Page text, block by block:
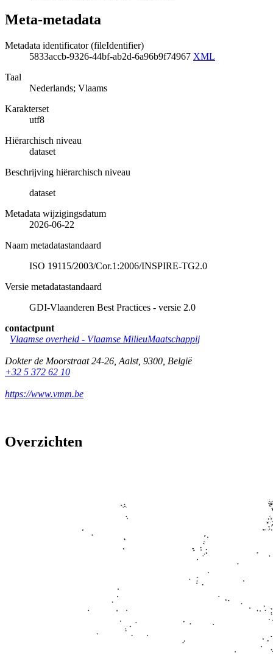
Meta-metadata
Metadata identificator (fileIdentifier)
5833accb-9326-44bf-ab2d-6a96b9f74967 XML
Taal
Nederlands; Vlaams
Karakterset
utf8
Hiërarchisch niveau
dataset
Beschrijving hiërarchisch niveau
dataset
Metadata wijzigingsdatum
2026-06-22
Naam metadatastandaard
ISO 19115/2003/Cor.1:2006/INSPIRE-TG2.0
Versie metadatastandaard
GDI-Vlaanderen Best Practices - versie 2.0
contactpunt
Vlaamse overheid - Vlaamse MilieuMaatschappij
Dokter de Moorstraat 24-26 Aalst, 9300 België
+32 5 372 62 10
https://www.vmm.be
Overzichten